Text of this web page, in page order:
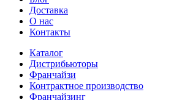
Доставка
О нас
Контакты
Каталог
Дистрибьюторы
Франчайзи
Контрактное производство
Франчайзинг